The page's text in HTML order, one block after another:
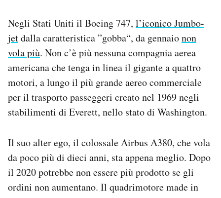
Mondiali calcio 2026
PODCAST
NEWSLETTER
I MIEI PREFERITI
SHOP
Negli Stati Uniti il Boeing 747, l’iconico Jumbo-
jetdalla caratteristica ”gobba“, da gennaionon
vola più. Non c’è più nessuna compagnia aerea
americana che tenga in linea il gigante a quattro
motori, a lungo il più grande aereo commerciale
per il trasporto passeggeri creato nel 1969 negli
stabilimenti di Everett, nello stato di Washington.
Il suo alter ego, il colossale Airbus A380, che vola
da poco più di dieci anni, sta appena meglio. Dopo
il 2020 potrebbe non essere più prodotto se gli
ordini non aumentano. Il quadrimotore made in